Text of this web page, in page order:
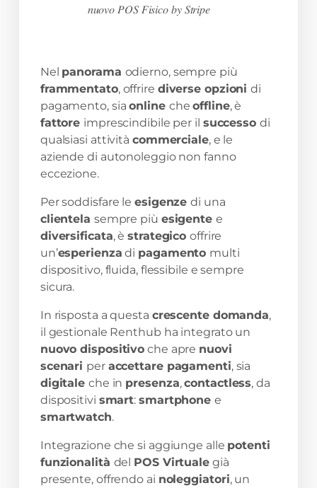
𝑛𝑢𝑜𝑣𝑜 𝑃𝑂𝑆 𝐹𝑖𝑠𝑖𝑐𝑜 𝑏𝑦 𝑆𝑡𝑟𝑖𝑝𝑒
Nel panorama odierno, sempre più
frammentato, offrire diverse opzionidi
pagamento, siaonline cheoffline, è
fattore imprescindibile per il successo di
qualsiasi attività commerciale, e le
aziende di autonoleggio non fanno
eccezione.
Per soddisfare leesigenzedi una
clientela sempre più esigente e
diversificata, èstrategicooffrire
un’esperienza di pagamento multi
dispositivo, fluida, flessibile e sempre
sicura.
In risposta a questa crescente domanda,
il gestionale Renthub ha integrato un
nuovo dispositivo che apre nuovi
scenari per accettare pagamenti, sia
digitale che in presenza,contactless, da
dispositivi smart: smartphone e
smartwatch.
Integrazione che si aggiunge alle potenti
funzionalità del POS Virtuale già
presente, offrendo ai noleggiatori, un